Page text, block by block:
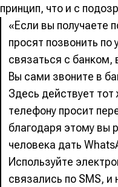
принцип, что и с
«Если вы получаете
просят позвонить по
связаться с банком,
Вы сами звоните в
Здесь действует
телефону просит
благодаря этому вы
человека дать
Используйте
связались по SMS, и